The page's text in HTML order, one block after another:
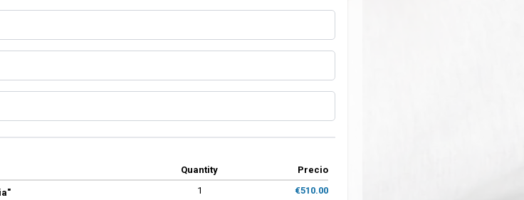
Quantity Precio
1 €510.00